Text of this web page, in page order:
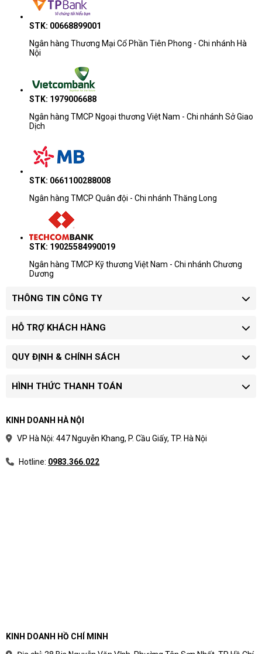
STK: 00668899001
Ngân hàng Thương Mại Cổ Phần Tiên Phong - Chi nhánh Hà
Nội
STK: 1979006688
Ngân hàng TMCP Ngoại thương Việt Nam - Chi nhánh Sở Giao
Dịch
STK: 0661100288008
Ngân hàng TMCP Quân đội - Chi nhánh Thăng Long
STK: 19025584990019
Ngân hàng TMCP Kỹ thương Việt Nam - Chi nhánh Chương
Dương
THÔNG TIN CÔNG TY
HỖ TRỢ KHÁCH HÀNG
QUY ĐỊNH & CHÍNH SÁCH
HÌNH THỨC THANH TOÁN
KINH DOANH HÀ NỘI
VP Hà Nội: 447 Nguyễn Khang, P. Cầu Giấy, TP. Hà Nội
Hotline: 0983.366.022
KINH DOANH HỒ CHÍ MINH